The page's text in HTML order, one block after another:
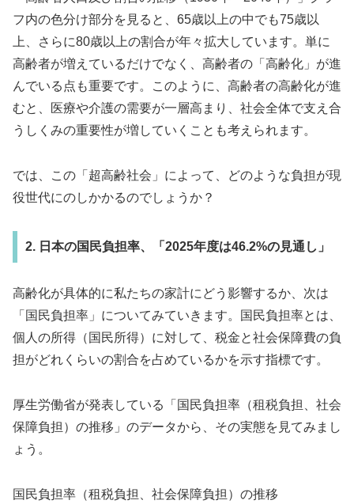
フ内の色分け部分を見ると、65歳以上の中でも75歳以
上、さらに80歳以上の割合が年々拡大しています。単に
高齢者が増えているだけでなく、高齢者の「高齢化」が進
んでいる点も重要です。このように、高齢者の高齢化が進
むと、医療や介護の需要が一層高まり、社会全体で支え合
うしくみの重要性が増していくことも考えられます。
では、この「超高齢社会」によって、どのような負担が現
役世代にのしかかるのでしょうか？
2. 日本の国民負担率、「2025年度は46.2%の見通し」
高齢化が具体的に私たちの家計にどう影響するか、次は
「国民負担率」についてみていきます。国民負担率とは、
個人の所得（国民所得）に対して、税金と社会保障費の負
担がどれくらいの割合を占めているかを示す指標です。
厚生労働省が発表している「国民負担率（租税負担、社会
保障負担）の推移」のデータから、その実態を見てみまし
ょう。
国民負担率（租税負担、社会保障負担）の推移